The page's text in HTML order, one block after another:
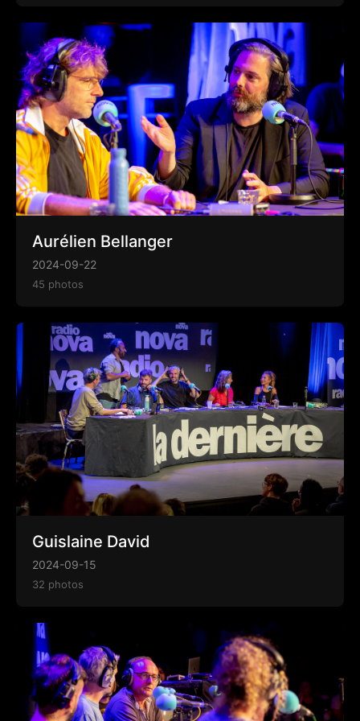
Aurélien Bellanger
2024-09-22
45 photos
Guislaine David
2024-09-15
32 photos